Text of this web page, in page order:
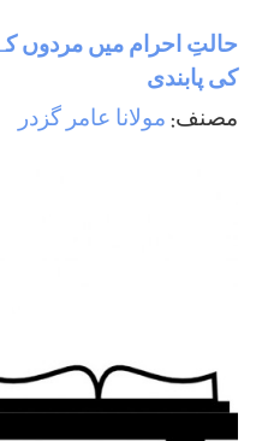
حالتِ احرام میں مردوں
کی پابندی
مصنف: مولانا عامر گزدر